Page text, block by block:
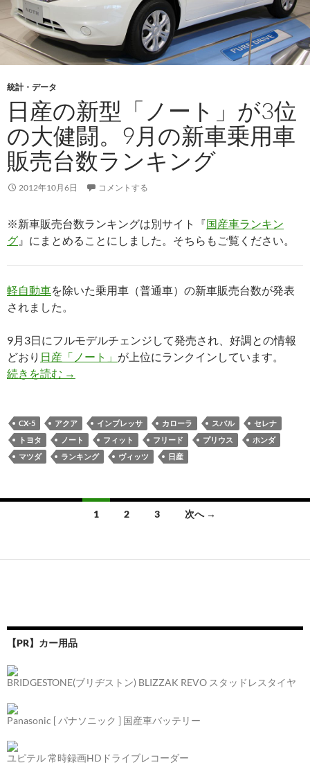
統計・データ
日産の新型「ノート」が3位
の大健闘。9月の新車乗用車
販売台数ランキング
2012年10月6日 コメントする
※新車販売台数ランキングは別サイト『国産車ランキン
グ 』にまとめることにしました。そちらもご覧ください。
軽自動車を除いた乗用車（普通車）の新車販売台数が発表
されました。
9月3日にフルモデルチェンジして発売され、好調との情報
どおり 日産「ノート」 が上位にランクインしています。
続きを読む →
CX-5 アクア インプレッサ カローラ スバル
セレナ
トヨタ
ノート フィット フリード プリウス
ホンダ
マツダ
ランキング ヴィッツ 日産
ナ
ー
ョ
ン
1 2 3 次へ →
【PR】カー用品
BRIDGESTONE(ブリヂストン) BLIZZAK REVO スタッドレスタイヤ
Panasonic [ パナソニック ] 国産車バッテリー
ユピテル 常時録画HDドライブレコーダー